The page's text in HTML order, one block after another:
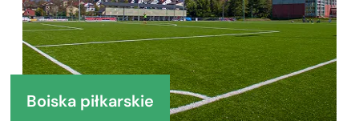
Boiska piłkarskie